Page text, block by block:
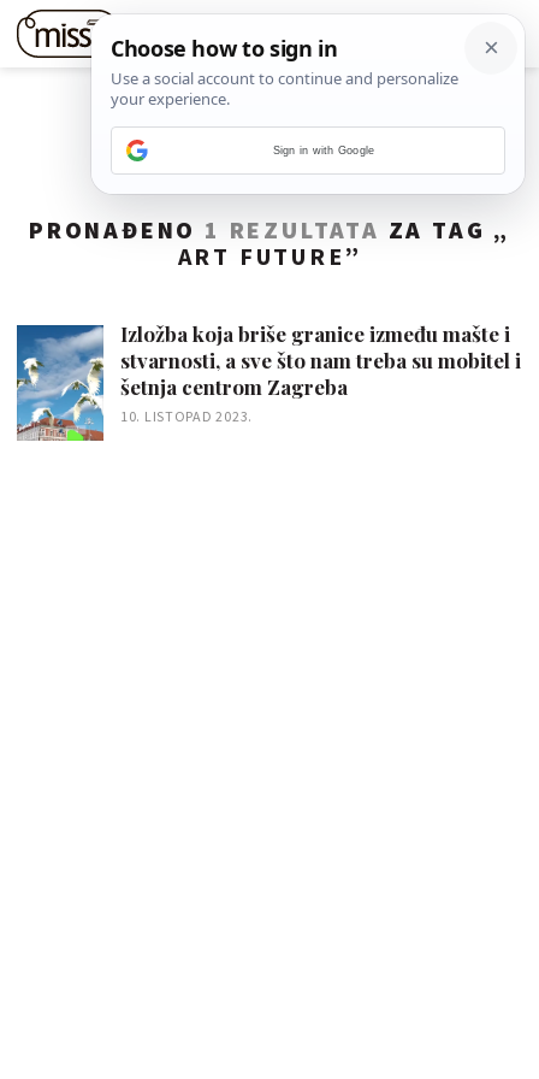
PRONAĐENO 1 REZULTATA ZA TAG „
ART FUTURE ”
Izložba koja briše granice između mašte i
stvarnosti, a sve što nam treba su mobitel i
šetnja centrom Zagreba
10. LISTOPAD 2023.
Sign in with Google